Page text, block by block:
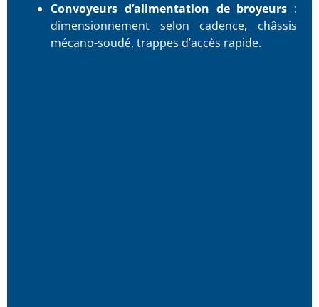
Convoyeurs d’alimentation de broyeurs :
dimensionnement selon cadence, châssis
mécano-soudé, trappes d’accès rapide.